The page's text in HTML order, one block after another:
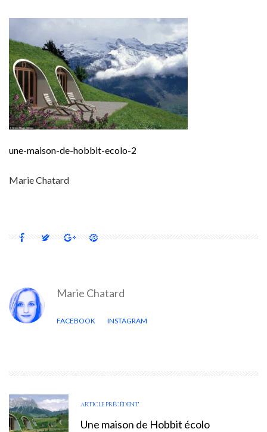
une-maison-de-hobbit-ecolo-2
Marie Chatard
Marie Chatard
FACEBOOK INSTAGRAM
ARTICLE PRÉCÉDENT
Une maison de Hobbit écolo